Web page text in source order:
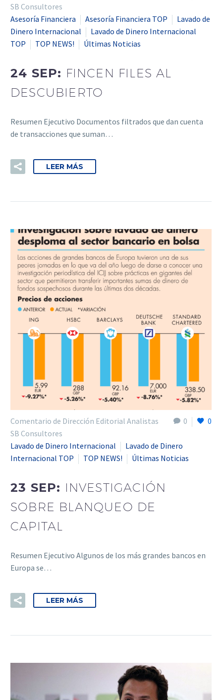
SB Consultores
Asesoría Financiera
Asesoría Financiera TOP
Lavado de
Dinero Internacional
Lavado de Dinero Internacional
TOP
TOP NEWS! Últimas Noticias
24 SEP: FINCEN FILES AL
DESCUBIERTO
Resumen Ejecutivo Documentos filtrados que dan cuenta
de transacciones que suman…
LEER MÁS
0 0
Comentario de Dirección Editorial Analistas
SB Consultores
Lavado de Dinero Internacional
Lavado de Dinero
Internacional TOP
TOP NEWS! Últimas Noticias
23 SEP: INVESTIGACIÓN
SOBRE BLANQUEO DE
CAPITAL
Resumen Ejecutivo Algunos de los más grandes bancos en
Europa se…
LEER MÁS